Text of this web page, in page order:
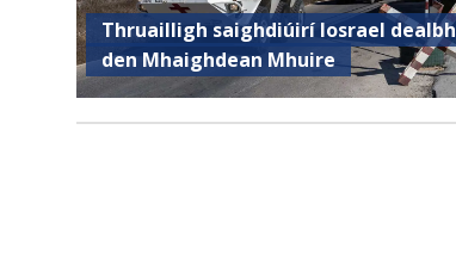
Thruailligh saighdiúirí Iosrael dealbh
den Mhaighdean Mhuire